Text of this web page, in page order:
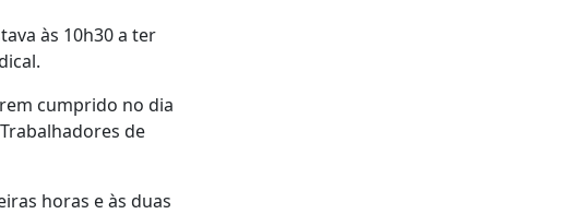
às 10h30 a ter
cumprido no dia
de
horas e às duas